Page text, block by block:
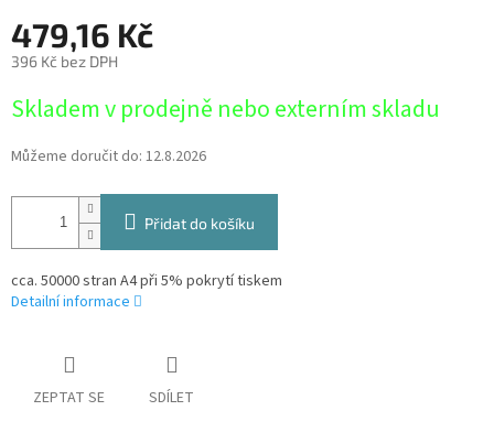
479,16 Kč
396 Kč bez DPH
cena:
Skladem v prodejně nebo externím skladu
Můžeme doručit do: 12.8.2026
Přidat do košíku
cca. 50000 stran A4 při 5% pokrytí tiskem
Detailní informace
ZEPTAT SE SDÍLET